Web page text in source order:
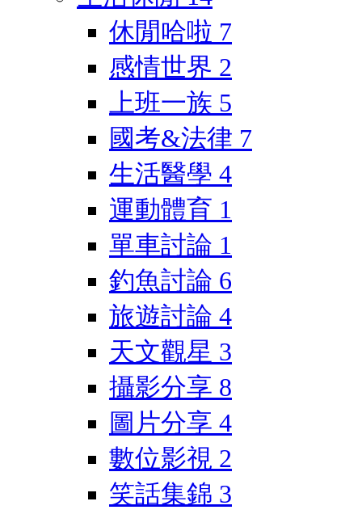
休閒哈啦 7
感情世界 2
上班一族 5
國考&法律 7
生活醫學 4
運動體育 1
單車討論 1
釣魚討論 6
旅遊討論 4
天文觀星 3
攝影分享 8
圖片分享 4
數位影視 2
笑話集錦 3